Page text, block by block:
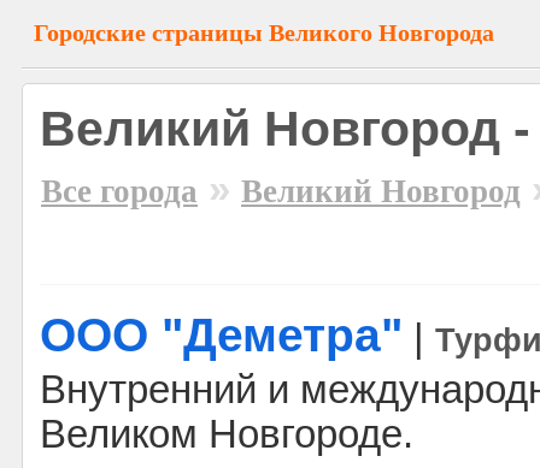
Городские страницы Великого Новгорода
Великий Новгород -
Все города » Великий Новгород
ООО "Деметра"
Внутренний и
Великом Новгороде.